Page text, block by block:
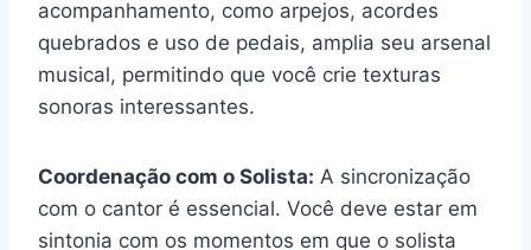
acompanhamento, como arpejos, acordes
quebrados e uso de pedais, amplia seu arsenal
musical, permitindo que você crie texturas
sonoras interessantes.
Coordenação com o Solista: A sincronização
com o cantor é essencial. Você deve estar em
sintonia com os momentos em que o solista